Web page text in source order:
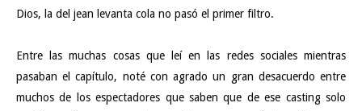
Dios, la del jean levanta cola no pasó el primer filtro.
Entre las muchas cosas que leí en las redes sociales mientras
pasaban el capítulo, noté con agrado un gran desacuerdo entre
muchos de los espectadores que saben que de ese casting solo